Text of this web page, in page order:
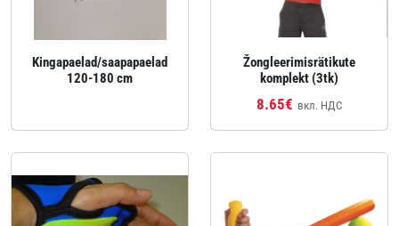
Kingapaelad/saapapaelad
120-180 cm
Žongleerimisrätikute
komplekt (3tk)
8.65€ вкл. НДС